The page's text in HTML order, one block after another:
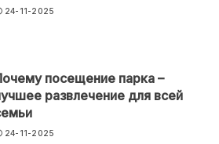
24-11-2025
посещение парка –
развлечение для всей
24-11-2025